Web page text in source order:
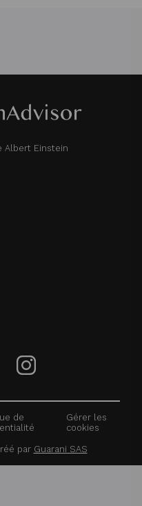
Albert Einstein
de
Gérer les
cookies
par Guarani SAS